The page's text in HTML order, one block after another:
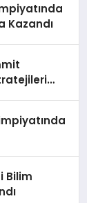
Kazandı
Bilim